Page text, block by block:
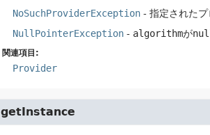
NoSuchProviderException- 指定されたプ
NullPointerException- algorithmが
関連項目:
Provider
getInstance